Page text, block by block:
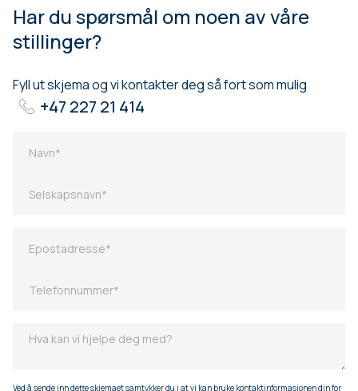
Har du spørsmål om noen av våre
stillinger?
Fyll ut skjema og vi kontakter deg så fort som mulig
+47 227 21 414
Ved å sende inn dette skjemaet samtykker du i at vi kan bruke kontaktinformasjonen din for